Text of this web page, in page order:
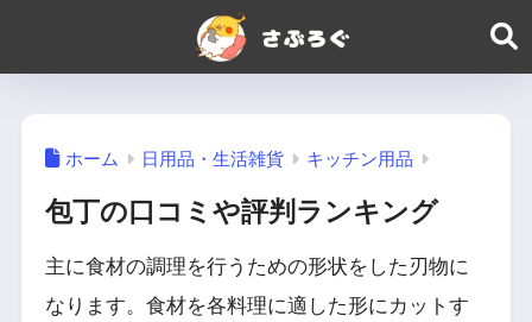
ホーム 日用品・生活雑貨 キッチン用品
包丁の口コミや評判ランキング
主に食材の調理を行うための形状をした刃物に
なります。食材を各料理に適した形にカットす